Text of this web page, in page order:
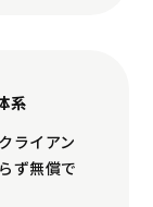
系
ライアン
ず無償で